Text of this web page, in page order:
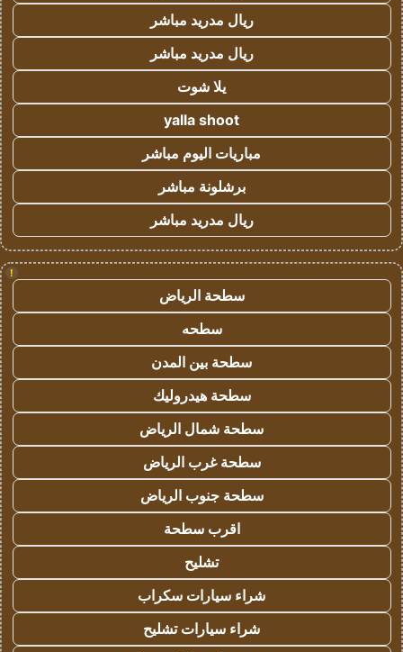
ريال مدريد مباشر
ريال مدريد مباشر
يلا شوت
yalla shoot
مباريات اليوم مباشر
برشلونة مباشر
ريال مدريد مباشر
!
سطحة الرياض
سطحه
سطحة بين المدن
سطحة هيدروليك
سطحة شمال الرياض
سطحة غرب الرياض
سطحة جنوب الرياض
اقرب سطحة
تشليح
شراء سيارات سكراب
شراء سيارات تشليح